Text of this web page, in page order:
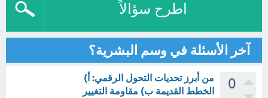
اطرح سؤالاً
آخر الأسئلة في وسم البشرية؟
0
من أبرز تحديات التحول الرقمي: أ)
الخطط القديمة ب) مقاومة التغيير